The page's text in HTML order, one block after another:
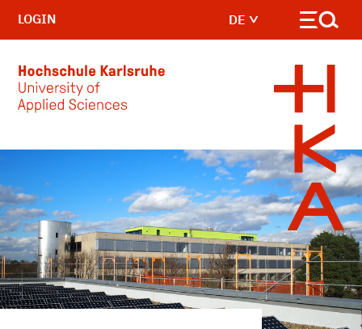
Skip to main content
DE
LOGIN